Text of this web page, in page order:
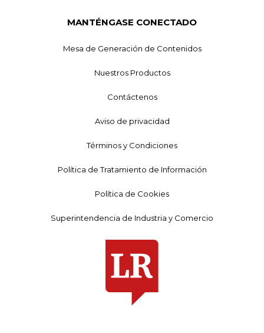
MANTÉNGASE CONECTADO
Mesa de Generación de Contenidos
Nuestros Productos
Contáctenos
Aviso de privacidad
Términos y Condiciones
Política de Tratamiento de Información
Política de Cookies
Superintendencia de Industria y Comercio